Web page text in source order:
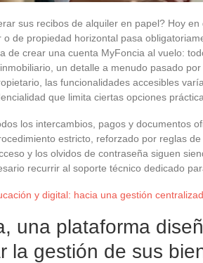
sus recibos de alquiler en papel? Hoy
o de propiedad horizontal pasa
de crear una cuenta MyFoncia al vuelo:
un detalle a menudo pasado
las funcionalidades accesibles
que limita ciertas opciones
los intercambios, pagos y documentos
estricto, reforzado por reglas
y los olvidos de contraseña siguen
recurrir al soporte técnico dedicado
y digital: hacia una gestión
una plataforma
la gestión de sus